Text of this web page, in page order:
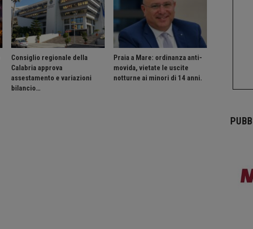
Consiglio regionale della
Calabria approva
assestamento e variazioni
bilancio…
Praia a Mare: ordinanza anti-
movida, vietate le uscite
notturne ai minori di 14 anni.